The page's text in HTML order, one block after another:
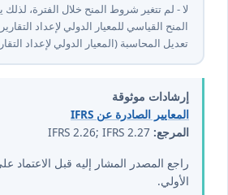
لا - لم تتغير شروط المنح خلال الفترة، لذلك
تعديل المحاسبة (المعيار الدولي لإعداد
إرشادات موثوقة
المعايير الصادرة عن IFRS
المرجع:
راجع المصدر المشار إليه قبل الاعتماد
الأولي.